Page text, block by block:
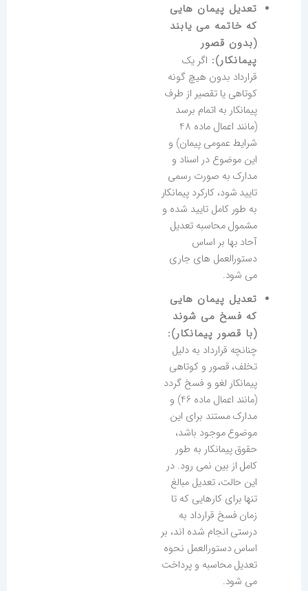
تعدیل پیمان هایی
که خاتمه می یابند
(بدون قصور
پیمانکار): اگر یک
قرارداد بدون هیچ گونه
کوتاهی یا تقصیر از طرف
پیمانکار به اتمام برسد
(مانند اعمال ماده 48
شرایط عمومی پیمان) و
این موضوع در اسناد و
مدارک به صورت رسمی
تایید شود، کارکرد پیمانکار
به طور کامل تایید شده و
مشمول محاسبه تعدیل
آحاد بها بر اساس
دستورالعمل های جاری
می شود.
تعدیل پیمان هایی
که فسخ می شوند
(با قصور پیمانکار):
چنانچه قرارداد به دلیل
تخلف، قصور و کوتاهی
پیمانکار لغو و فسخ گردد
(مانند اعمال ماده 46) و
مدارک مستند برای این
موضوع موجود باشد،
حقوق پیمانکار به طور
کامل از بین نمی رود. در
این حالت، تعدیل مبالغ
تنها برای کارهایی که تا
زمان فسخ قرارداد به
درستی انجام شده اند، بر
اساس دستورالعمل نحوه
تعدیل محاسبه و پرداخت
می شود.